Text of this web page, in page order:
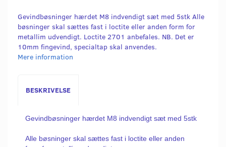
Gevindbøsninger hærdet M8 indvendigt sæt med 5stk Alle
bøsninger skal sættes fast i loctite eller anden form for
metallim udvendigt. Loctite 2701 anbefales. NB. Det er
10mm fingevind, specialtap skal anvendes.
Mere information
BESKRIVELSE
Gevindbøsninger hærdet M8 indvendigt sæt med 5stk
Alle bøsninger skal sættes fast i loctite eller anden